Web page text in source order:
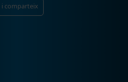
i comparteix